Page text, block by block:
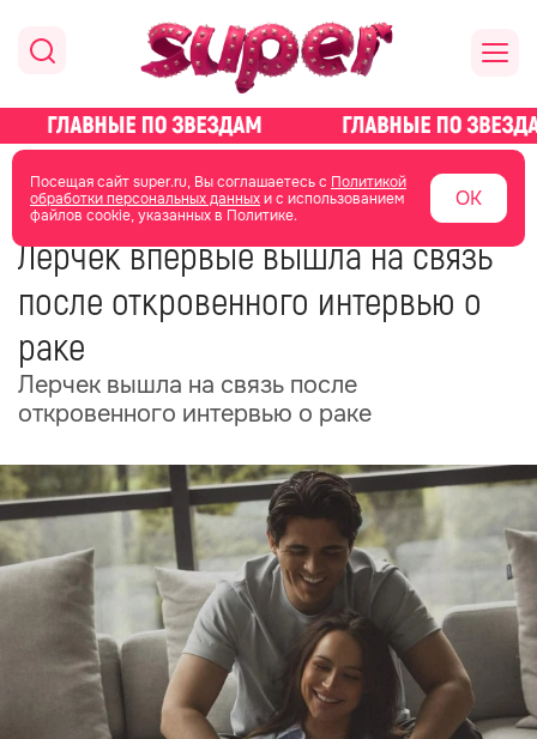
Посещая сайт super.ru, Вы соглашаетесь с Политикой
обработки персональных данныхи с использованием
файлов cookie, указанных в Политике.
ОК
главная новости о звездах новости
30 июня 04:32
Лерчек впервые вышла на связь
после откровенного интервью о
раке
Лерчек вышла на связь после
откровенного интервью о раке